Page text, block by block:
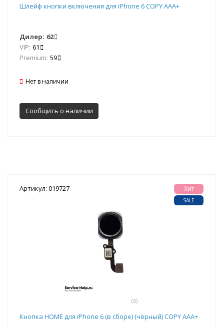
Шлейф кнопки включения для iPhone 6 COPY AAA+
Дилер: 62
VIP: 61
Premium: 59
Нет в наличии
Сообщить о наличии
Артикул: 019727
(3)
Хит
SALE
Кнопка HOME для iPhone 6 (в сборе) (чёрный) COPY AAA+